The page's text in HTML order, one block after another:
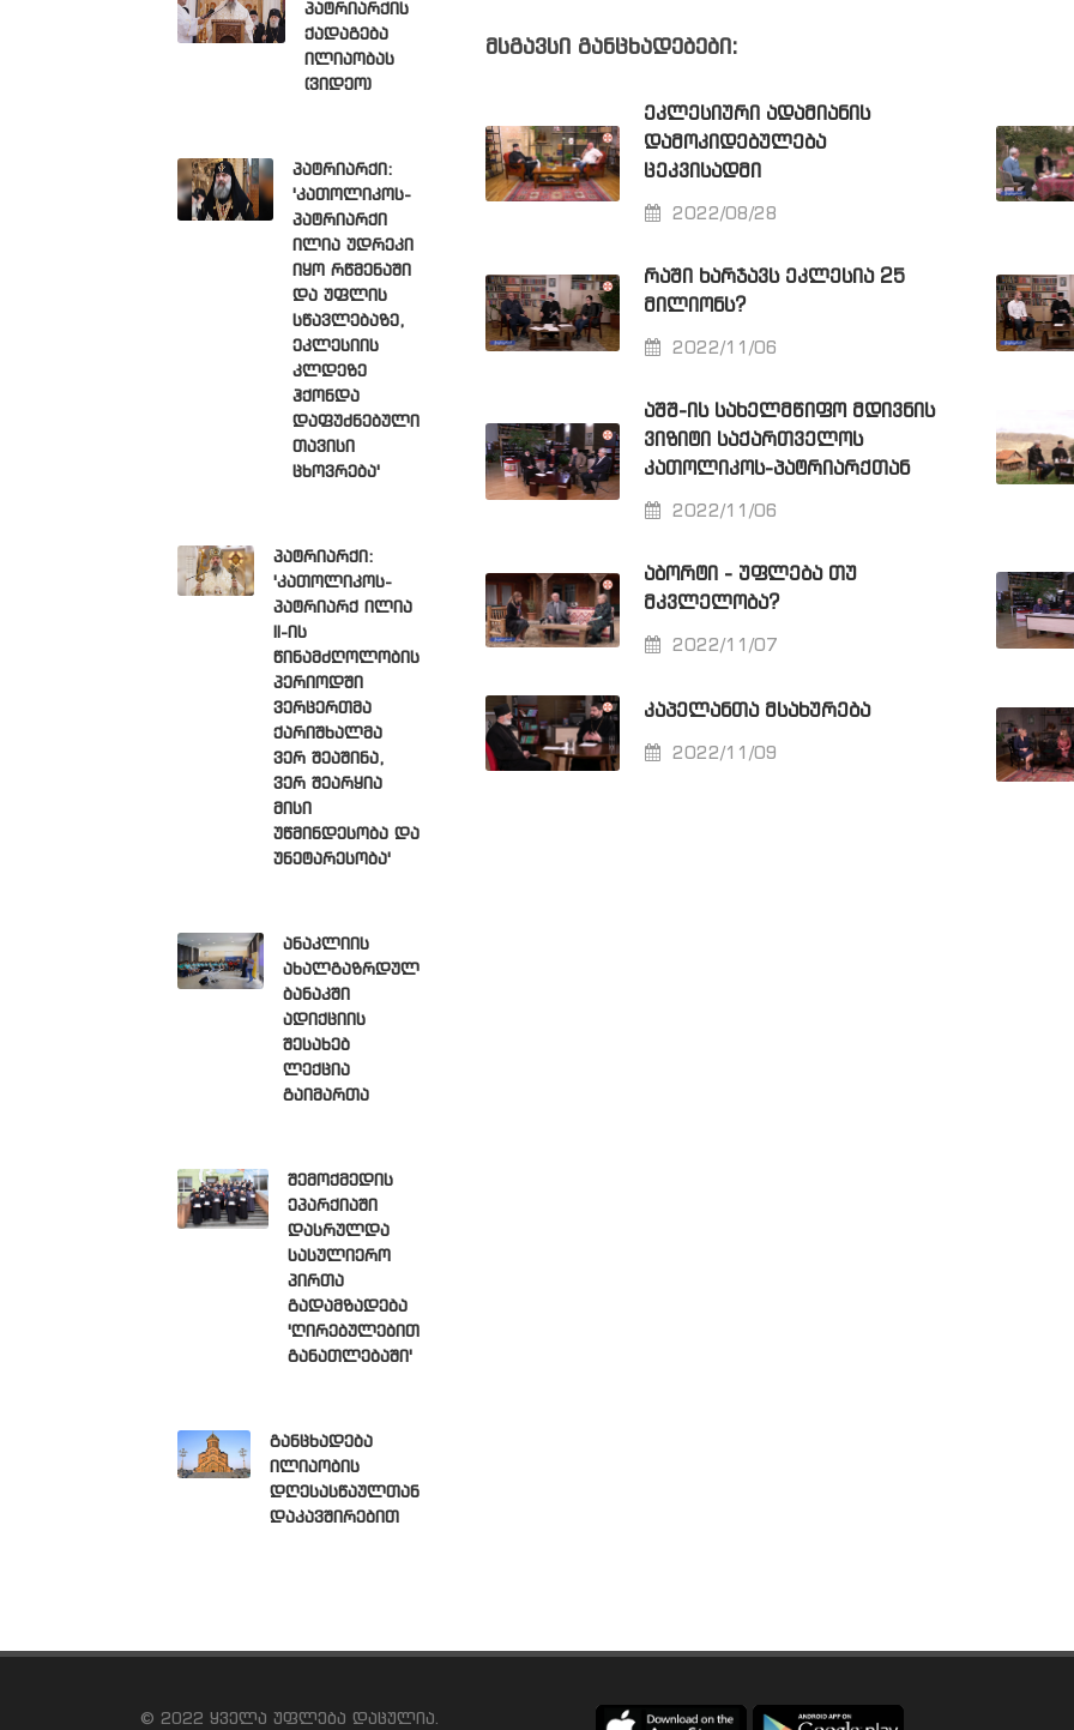
მსგავსი განცხადებები:
ᲔᲙᲚᲔᲡᲘᲣᲠᲘ ᲐᲓᲐᲛᲘᲐᲜᲘᲡ
ᲓᲐᲛᲝᲙᲘᲓᲔᲑᲣᲚᲔᲑᲐ
ᲪᲔᲙᲕᲘᲡᲐᲓᲛᲘ
2022/08/28
ᲠᲐᲨᲘ ᲮᲐᲠᲯᲐᲕᲡ ᲔᲙᲚᲔᲡᲘᲐ 25
ᲛᲘᲚᲘᲝᲜᲡ?
2022/11/06
ᲐᲨᲨ-ᲘᲡ ᲡᲐᲮᲔᲚᲛᲬᲘᲤᲝ ᲛᲓᲘᲕᲜᲘᲡ
ᲕᲘᲖᲘᲢᲘ ᲡᲐᲥᲐᲠᲗᲕᲔᲚᲝᲡ
ᲙᲐᲗᲝᲚᲘᲙᲝᲡ-ᲞᲐᲢᲠᲘᲐᲠᲥᲗᲐᲜ
2022/11/06
ᲐᲑᲝᲠᲢᲘ - ᲣᲤᲚᲔᲑᲐ ᲗᲣ
ᲛᲙᲕᲚᲔᲚᲝᲑᲐ?
2022/11/07
ᲙᲐᲞᲔᲚᲐᲜᲗᲐ ᲛᲡᲐᲮᲣᲠᲔᲑᲐ
2022/11/09
პატრიარქის
ქადაგება
ილიაობას
(ვიდეო)
პატრიარქი:
'კათოლიკოს-
პატრიარქი
ილია უდრეკი
იყო რწმენაში
და უფლის
სწავლებაზე,
ეკლესიის
კლდეზე
ჰქონდა
დაფუძნებული
თავისი
ცხოვრება'
პატრიარქი:
'კათოლიკოს-
პატრიარქ ილია
II-ის
წინამძღოლობის
პერიოდში
ვერცერთმა
ქარიშხალმა
ვერ შეაშინა,
ვერ შეარყია
მისი
უწმინდესობა და
უნეტარესობა'
ანაკლიის
ახალგაზრდულ
ბანაკში
ადიქციის
შესახებ
ლექცია
გაიმართა
შემოქმედის
ეპარქიაში
დასრულდა
სასულიერო
პირთა
გადამზადება
'ღირებულებით
განათლებაში'
განცხადება
ილიაობის
დღესასწაულთან
დაკავშირებით
© 2022 ყველა უფლება დაცულია.